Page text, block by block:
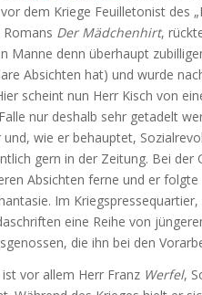
dem Kriege Feuilletonist des
Der Mädchenhirt,
Manne denn überhaupt
Absichten hat) und wurde
scheint nun Herr Kisch von
nur deshalb sehr getadelt
und, wie er behauptet,
gern in der Zeitung. Bei der
Absichten ferne und er
Im
eine Reihe von
die ihn bei den
allem Herr Franz Werfel,